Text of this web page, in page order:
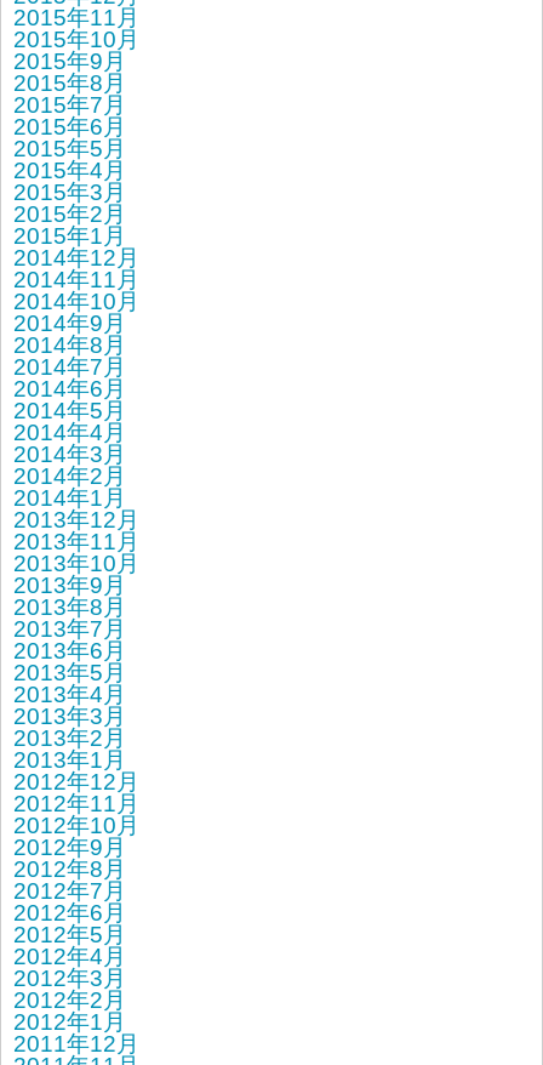
2015年11月
2015年10月
2015年9月
2015年8月
2015年7月
2015年6月
2015年5月
2015年4月
2015年3月
2015年2月
2015年1月
2014年12月
2014年11月
2014年10月
2014年9月
2014年8月
2014年7月
2014年6月
2014年5月
2014年4月
2014年3月
2014年2月
2014年1月
2013年12月
2013年11月
2013年10月
2013年9月
2013年8月
2013年7月
2013年6月
2013年5月
2013年4月
2013年3月
2013年2月
2013年1月
2012年12月
2012年11月
2012年10月
2012年9月
2012年8月
2012年7月
2012年6月
2012年5月
2012年4月
2012年3月
2012年2月
2012年1月
2011年12月